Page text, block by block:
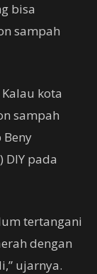
bisa
sampah
kota
sampah
Beny
DIY pada
tertangani
dengan
ujarnya.